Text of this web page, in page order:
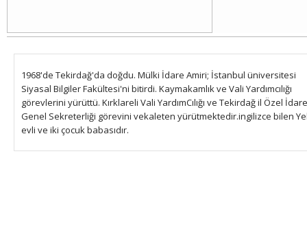
1968'de Tekirdağ'da doğdu. Mülki İdare Amiri; İstanbul üniversitesi
Siyasal Bilgiler Fakültesi'ni bitirdi. Kaymakamlık ve Vali Yardımcılığı
görevlerini yürüttü. Kırklareli Vali YardımCılığı ve Tekirdağ il Özel
Genel Sekreterliği görevini vekaleten yürütmektedir.ingilizce bilen
evli ve iki çocuk babasıdır.